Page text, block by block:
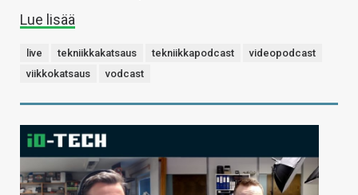
Lue lisää
live tekniikkakatsaus tekniikkapodcast
videopodcast
viikkokatsaus
vodcast